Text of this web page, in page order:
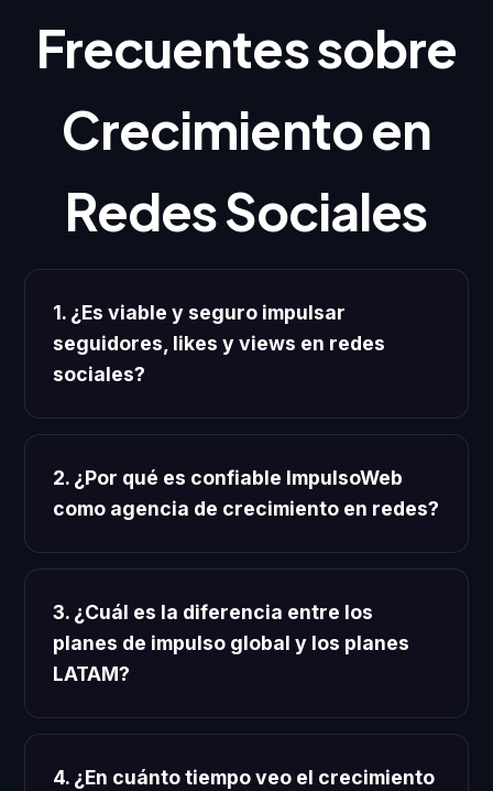
Frecuentes sobre
Crecimiento en
Redes Sociales
1. ¿Es viable y seguro impulsar
seguidores, likes y views en redes
sociales?
2. ¿Por qué es confiable ImpulsoWeb
como agencia de crecimiento en redes?
3. ¿Cuál es la diferencia entre los
planes de impulso global y los planes
LATAM?
4. ¿En cuánto tiempo veo el crecimiento